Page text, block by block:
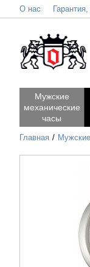
О нас
Мужские
механические
часы
Главная